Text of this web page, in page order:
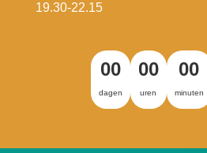
19.30-22.15
00
dagen
00
uren
00
minuten